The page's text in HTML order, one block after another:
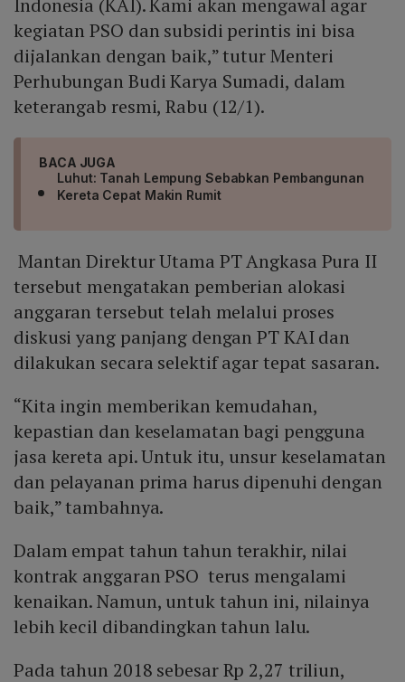
Indonesia (KAI). Kami akan mengawal agar
kegiatan PSO dan subsidi perintis ini bisa
dijalankan dengan baik,” tutur Menteri
Perhubungan Budi Karya Sumadi, dalam
keterangab resmi, Rabu (12/1).
BACA JUGA
Luhut: Tanah Lempung Sebabkan Pembangunan
Kereta Cepat Makin Rumit
Mantan Direktur Utama PT Angkasa Pura II
tersebut mengatakan pemberian alokasi
anggaran tersebut telah melalui proses
diskusi yang panjang dengan PT KAI dan
dilakukan secara selektif agar tepat sasaran.
“Kita ingin memberikan kemudahan,
kepastian dan keselamatan bagi pengguna
jasa kereta api. Untuk itu, unsur keselamatan
dan pelayanan prima harus dipenuhi dengan
baik,” tambahnya.
Dalam empat tahun tahun terakhir, nilai
kontrak anggaran PSO terus mengalami
kenaikan. Namun, untuk tahun ini, nilainya
lebih kecil dibandingkan tahun lalu.
Pada tahun 2018 sebesar Rp 2,27 triliun,